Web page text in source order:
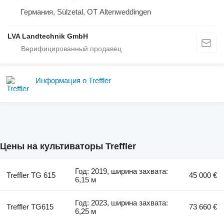
Германия, Sülzetal, OT Altenweddingen
LVA Landtechnik GmbH
Информация о Treffler
Цены на культиваторы Treffler
Treffler TG 615
Год: 2019, ширина захвата:
6,15 м
45 000 €
Treffler TG615
Год: 2023, ширина захвата:
6,25 м
73 660 €